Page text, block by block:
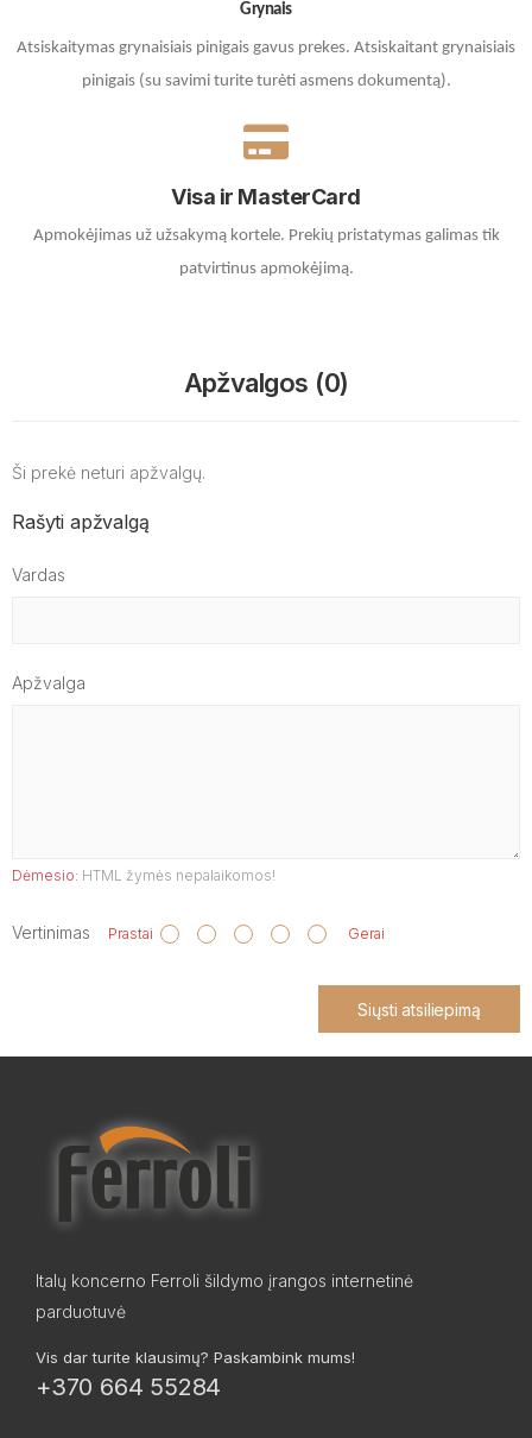
Grynais
Atsiskaitymas grynaisiais pinigais gavus prekes. Atsiskaitant grynaisiais
pinigais (su savimi turite turėti asmens dokumentą).
Visa ir MasterCard
Apmokėjimas už užsakymą kortele. Prekių pristatymas galimas tik
patvirtinus apmokėjimą.
Apžvalgos (0)
Ši prekė neturi apžvalgų.
Rašyti apžvalgą
Vardas
Apžvalga
Dėmesio: HTML žymės nepalaikomos!
Vertinimas Prastai Gerai
Siųsti atsiliepimą
Italų koncerno Ferroli šildymo įrangos internetinė
parduotuvė
Vis dar turite klausimų? Paskambink mums!
+370 664 55284